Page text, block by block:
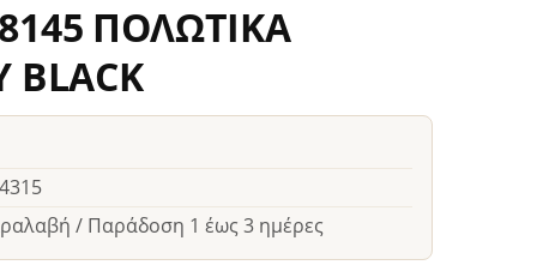
ΠΟΛΩΤΙΚΑ
BLACK
/ Παράδοση 1 έως 3 ημέρες